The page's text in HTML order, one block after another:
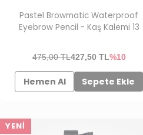
Pastel Browmatic Waterproof
Eyebrow Pencil - Kaş Kalemi 13
475,00 TL427,50 TL%10
Hemen Al Sepete Ekle
YENI